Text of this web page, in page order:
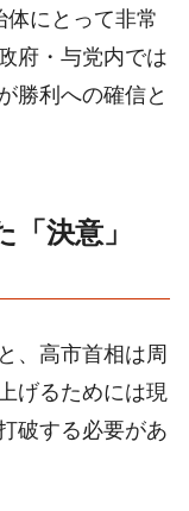
にとって非常
府・与党内では
勝利への確信と
決意」
、高市首相は周
げるためには現
破する必要があ